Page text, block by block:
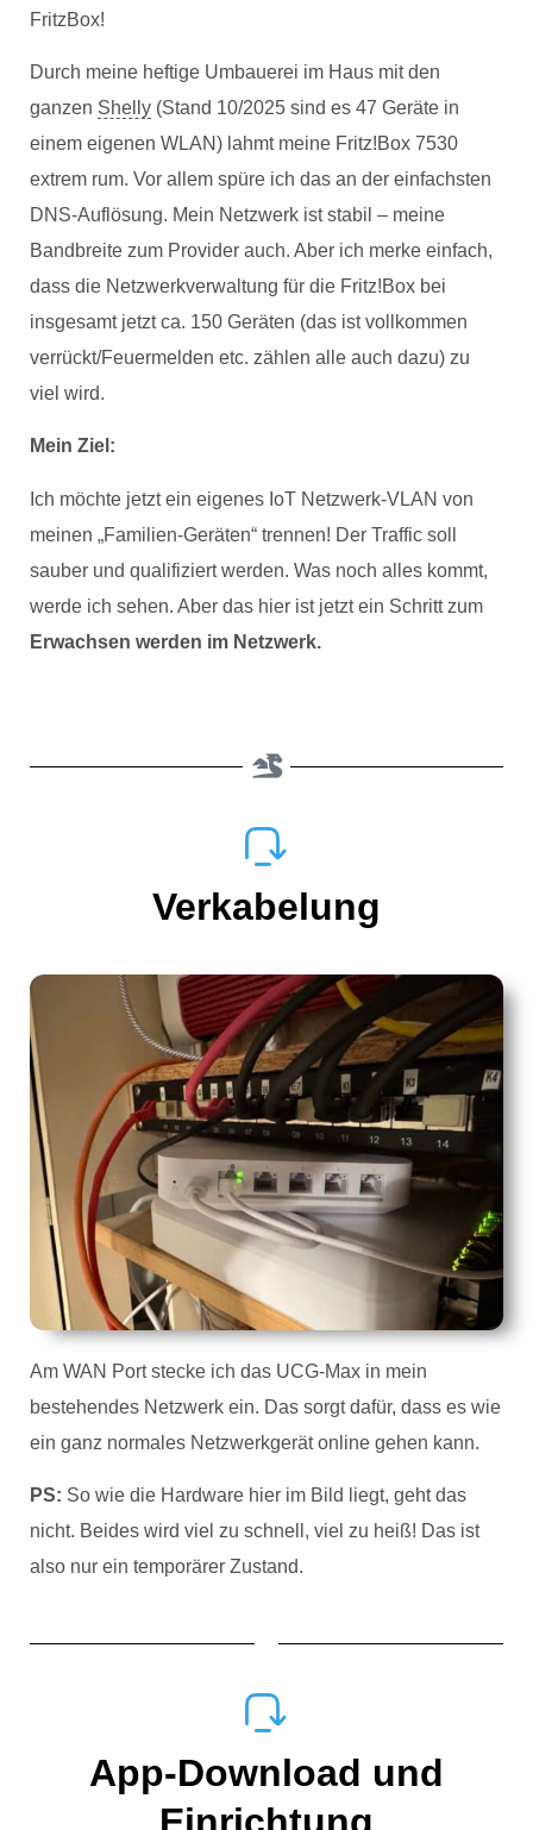
FritzBox!
Durch meine heftige Umbauerei im Haus mit den
ganzen Shelly (Stand 10/2025 sind es 47 Geräte in
einem eigenen WLAN) lahmt meine Fritz!Box 7530
extrem rum. Vor allem spüre ich das an der einfachsten
DNS‑Auflösung. Mein Netzwerk ist stabil – meine
Bandbreite zum Provider auch. Aber ich merke einfach,
dass die Netzwerkverwaltung für die Fritz!Box bei
insgesamt jetzt ca. 150 Geräten (das ist vollkommen
verrückt/Feuermelden etc. zählen alle auch dazu) zu
viel wird.
Mein Ziel:
Ich möchte jetzt ein eigenes IoT Netzwerk-VLAN von
meinen „Familien-Geräten“ trennen! Der Traffic soll
sauber und qualifiziert werden. Was noch alles kommt,
werde ich sehen. Aber das hier ist jetzt ein Schritt zum
Erwachsen werden im Netzwerk.
Verkabelung
Am WAN Port stecke ich das UCG-Max in mein
bestehendes Netzwerk ein. Das sorgt dafür, dass es wie
ein ganz normales Netzwerkgerät online gehen kann.
PS: So wie die Hardware hier im Bild liegt, geht das
nicht. Beides wird viel zu schnell, viel zu heiß! Das ist
also nur ein temporärer Zustand.
App-Download und